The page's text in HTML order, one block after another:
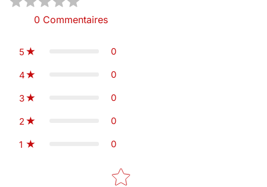
0 Commentaires
5 0
4 0
3 0
2 0
1 0
Star rating